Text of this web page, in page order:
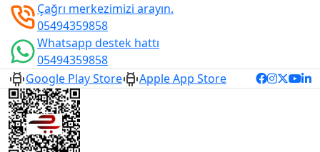
Çağrı merkezimizi arayın.
05494359858
Whatsapp destek hattı
05494359858
Google Play Store
Apple App Store